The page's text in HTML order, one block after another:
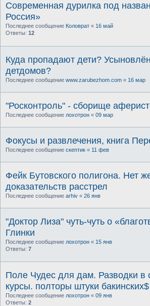
Современная дурилка под
Россия»
Последнее сообщение Коловрат « 16 май
Ответы: 12
Куда пропадают дети?
детдомов?
Последнее сообщение www.zarubezhom.com « 16 мар
"Росконтроль" - сборище
Последнее сообщение лохотрон « 09 мар
Фокусы и развлечения, книга
Последнее сообщение скептик « 11 фев
Фейк Бутовского полигона. Нет
доказательств расстрел
Последнее сообщение arhiv « 26 янв
"Доктор Лиза" чуть-чуть о
Глинки
Последнее сообщение лохотрон « 15 янв
Ответы: 7
Поле Чудес для дам. Разводки в
курсы. полторы штуки бакинских$
Последнее сообщение лохотрон « 09 янв
Ответы: 2